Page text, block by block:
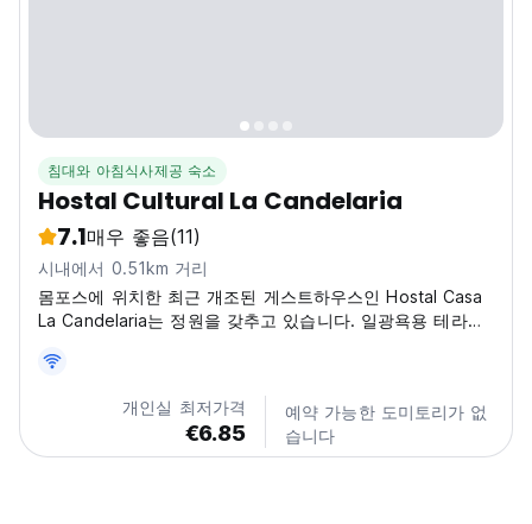
침대와 아침식사제공 숙소
Hostal Cultural La Candelaria
7.1매우 좋음(11)
시내에서 0.51km 거리
몸포스에 위치한 최근 개조된 게스트하우스인 Hostal Casa
La Candelaria는 정원을 갖추고 있습니다. 일광욕용 테라스
장을 이용하실 수 있습니다.
개인실 최저가격
€6.85
예약 가능한 도미토리가 없
습니다